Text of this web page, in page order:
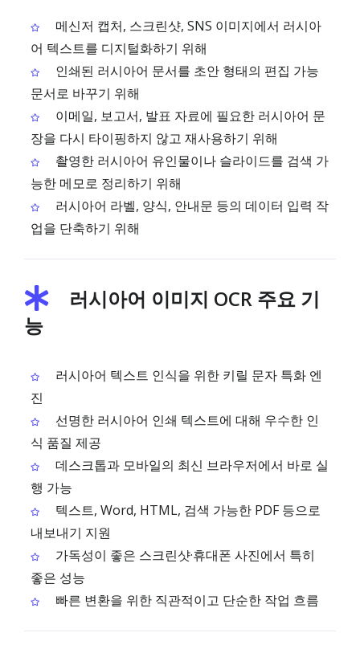
메신저 캡처, 스크린샷, SNS 이미지에서 러시아
어 텍스트를 디지털화하기 위해
인쇄된 러시아어 문서를 초안 형태의 편집 가능
문서로 바꾸기 위해
이메일, 보고서, 발표 자료에 필요한 러시아어 문
장을 다시 타이핑하지 않고 재사용하기 위해
촬영한 러시아어 유인물이나 슬라이드를 검색 가
능한 메모로 정리하기 위해
러시아어 라벨, 양식, 안내문 등의 데이터 입력 작
업을 단축하기 위해
러시아어 이미지 OCR 주요 기
능
러시아어 텍스트 인식을 위한 키릴 문자 특화 엔
진
선명한 러시아어 인쇄 텍스트에 대해 우수한 인
식 품질 제공
데스크톱과 모바일의 최신 브라우저에서 바로 실
행 가능
텍스트, Word, HTML, 검색 가능한 PDF 등으로
내보내기 지원
가독성이 좋은 스크린샷·휴대폰 사진에서 특히
좋은 성능
빠른 변환을 위한 직관적이고 단순한 작업 흐름